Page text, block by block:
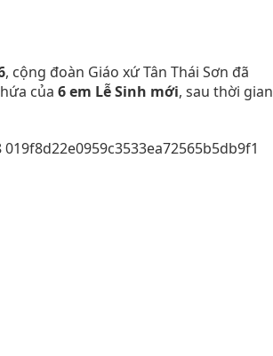
, cộng đoàn Giáo xứ Tân Thái Sơn đã
của 6 em Lễ Sinh mới, sau thời gian